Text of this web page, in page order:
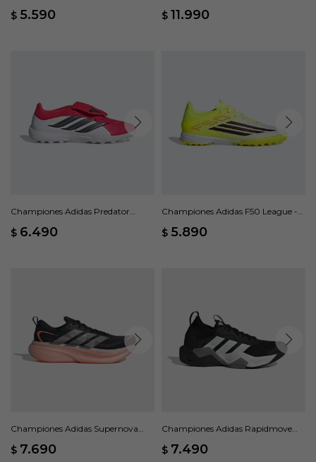
$ 5.590 $ 11.990
Championes Adidas Predator
$ 6.490
Championes Adidas F50 League -
$ 5.890
Championes Adidas Supernova
$ 7.690
Championes Adidas Rapidmove
$ 7.490